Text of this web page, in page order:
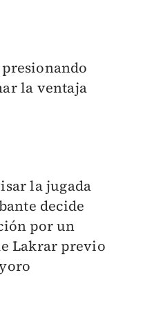
la ventaja
la jugada
decide
por un
Lakrar previo